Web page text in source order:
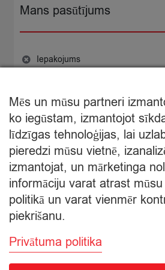
Mans pasūtījums
Iepakojums
quantity
Starpsumma: €0,30
Apskatīt grozu
Apmaksa
Mēs un mūsu partneri
ko iegūstam, izmantojot
līdzīgas tehnoloģijas, lai
pieredzi mūsu vietnē,
izmantojat, un mārketinga
informāciju varat atrast
politikā un varat vienmēr
piekrišanu.
Privātuma politika